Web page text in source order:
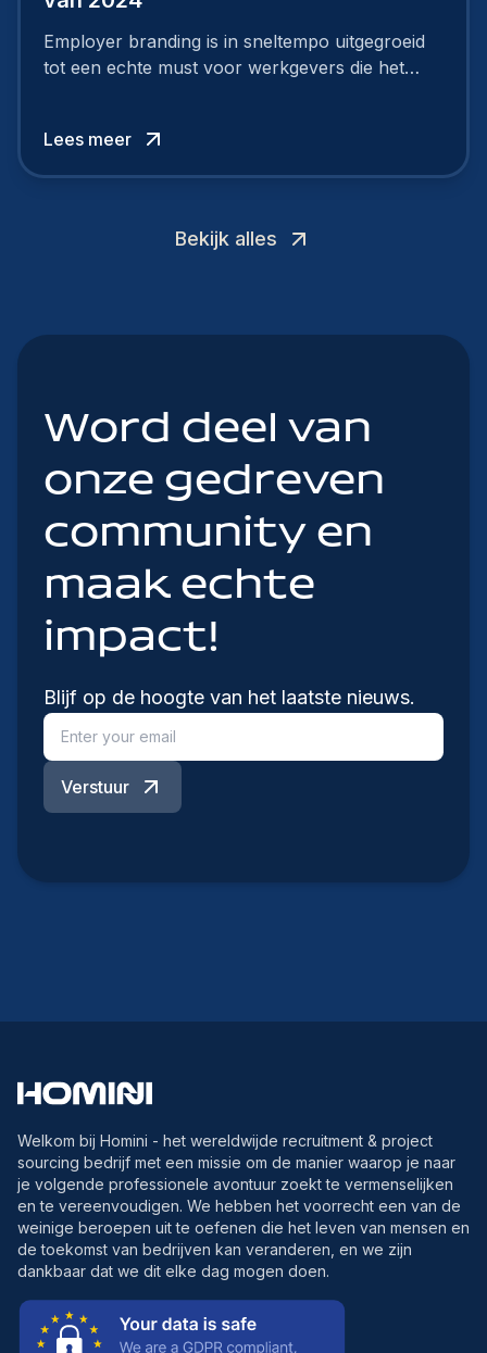
Employer branding is in sneltempo uitgegroeid
tot een echte must voor werkgevers die het
Lees meer
Bekijk alles
Word deel van
onze gedreven
community en
maak echte
impact!
Blijf op de hoogte van het laatste nieuws.
Verstuur
Welkom bij Homini - het wereldwijde recruitment & project
sourcing bedrijf met een missie om de manier waarop je naar
je volgende professionele avontuur zoekt te vermenselijken
en te vereenvoudigen. We hebben het voorrecht een van de
weinige beroepen uit te oefenen die het leven van mensen en
de toekomst van bedrijven kan veranderen, en we zijn
dankbaar dat we dit elke dag mogen doen.